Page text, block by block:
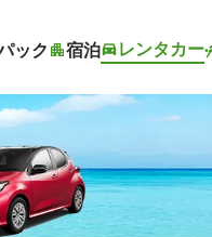
ック 宿泊 レンタカー